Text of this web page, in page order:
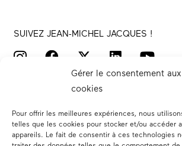
Gérer le consentement aux
cookies
Pour offrir les meilleures expériences, nous
telles que les cookies pour stocker et/ou accéder
appareils. Le fait de consentir à ces technologies
SUIVEZ JEAN-MICHEL JACQUES !